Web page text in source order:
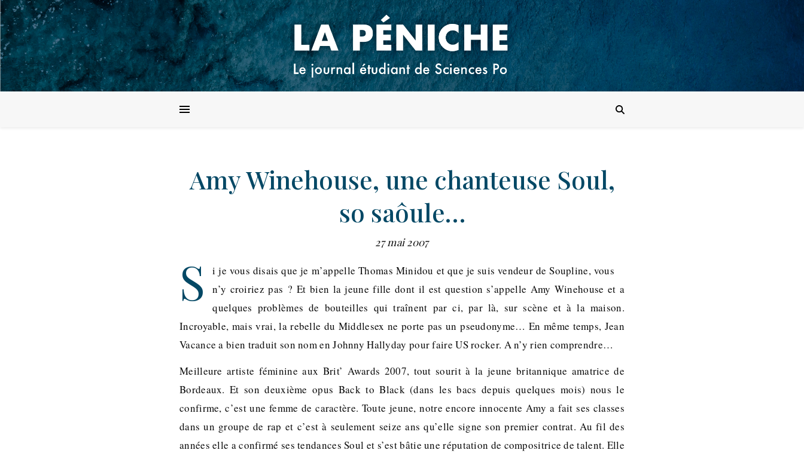
Amy Winehouse, une chanteuse Soul,
so saôule…
27 mai 2007
S
i je vous disais que je m’appelle Thomas Minidou et que je suis vendeur de Soupline, vous
n’y croiriez pas ? Et bien la jeune fille dont il est question s’appelle Amy Winehouse et a
quelques problèmes de bouteilles qui traînent par ci, par là, sur scène et à la maison.
Incroyable, mais vrai, la rebelle du Middlesex ne porte pas un pseudonyme… En même temps, Jean
Vacance a bien traduit son nom en Johnny Hallyday pour faire US rocker. A n’y rien comprendre…
Meilleure artiste féminine aux Brit’ Awards 2007, tout sourit à la jeune britannique amatrice de
Bordeaux. Et son deuxième opus Back to Black (dans les bacs depuis quelques mois) nous le
confirme, c’est une femme de caractère. Toute jeune, notre encore innocente Amy a fait ses classes
dans un groupe de rap et c’est à seulement seize ans qu’elle signe son premier contrat. Au fil des
années elle a confirmé ses tendances Soul et s’est bâtie une réputation de compositrice de talent. Elle